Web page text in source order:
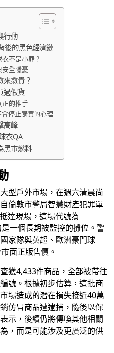
行動
後的黑色經濟鏈
不是小罪？
安全隱憂
來愈貴？
過假貨
正的推手
會停止購買的心理
高峰
衣QA
黑市燃料
型戶外市場，在週六清晨尚
倫敦市警局智慧財產犯罪單
達現場，這場代號為
一個長期被監控的攤位。警
家隊與英超、歐洲豪門球
面正版售價。
獲4,433件商品，全部被帶往
號。根據初步估算，這批商
場造成的潛在損失接近40萬
仿冒商品遭逮捕，隨後以保
示，後續仍將傳喚其他相關
，而是可能涉及更廣泛的供